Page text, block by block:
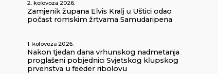
2. kolovoza 2026.
Zamjenik župana Elvis Kralj u Uštici odao
počast romskim žrtvama Samudaripena
1. kolovoza 2026.
Nakon tjedan dana vrhunskog nadmetanja
proglašeni pobjednici Svjetskog klupskog
prvenstva u feeder ribolovu